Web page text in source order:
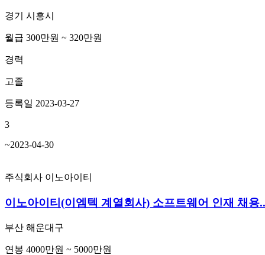
경기 시흥시
월급 300만원 ~ 320만원
경력
고졸
등록일 2023-03-27
3
~2023-04-30
주식회사 이노아이티
이노아이티(이엠텍 계열회사) 소프트웨어 인재 채용
부산 해운대구
연봉 4000만원 ~ 5000만원